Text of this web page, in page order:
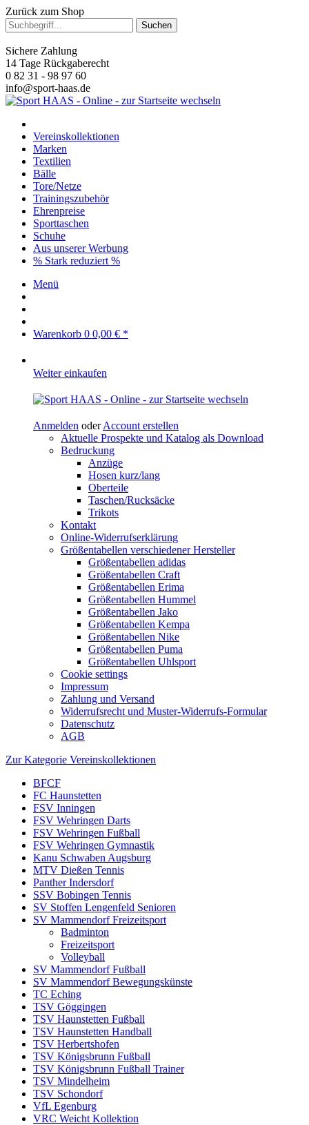
Zurück zum Shop
Suchen
Sichere Zahlung
14 Tage Rückgaberecht
0 82 31 - 98 97 60
info@sport-haas.de
Vereinskollektionen
Marken
Textilien
Bälle
Tore/Netze
Trainingszubehör
Ehrenpreise
Sporttaschen
Schuhe
Aus unserer Werbung
% Stark reduziert %
Menü
Warenkorb 0 0,00 € *
Weiter einkaufen
Anmelden oderAccount erstellen
Aktuelle Prospekte und Katalog als Download
Bedruckung
Anzüge
Hosen kurz/lang
Oberteile
Taschen/Rucksäcke
Trikots
Kontakt
Online-Widerrufserklärung
Größentabellen verschiedener Hersteller
Größentabellen adidas
Größentabellen Craft
Größentabellen Erima
Größentabellen Hummel
Größentabellen Jako
Größentabellen Kempa
Größentabellen Nike
Größentabellen Puma
Größentabellen Uhlsport
Cookie settings
Impressum
Zahlung und Versand
Widerrufsrecht und Muster-Widerrufs-Formular
Datenschutz
AGB
Zur Kategorie Vereinskollektionen
BFCF
FC Haunstetten
FSV Inningen
FSV Wehringen Darts
FSV Wehringen Fußball
FSV Wehringen Gymnastik
Kanu Schwaben Augsburg
MTV Dießen Tennis
Panther Indersdorf
SSV Bobingen Tennis
SV Stoffen Lengenfeld Senioren
SV Mammendorf Freizeitsport
Badminton
Freizeitsport
Volleyball
SV Mammendorf Fußball
SV Mammendorf Bewegungskünste
TC Eching
TSV Göggingen
TSV Haunstetten Fußball
TSV Haunstetten Handball
TSV Herbertshofen
TSV Königsbrunn Fußball
TSV Königsbrunn Fußball Trainer
TSV Mindelheim
TSV Schondorf
VfL Egenburg
VRC Weicht Kollektion